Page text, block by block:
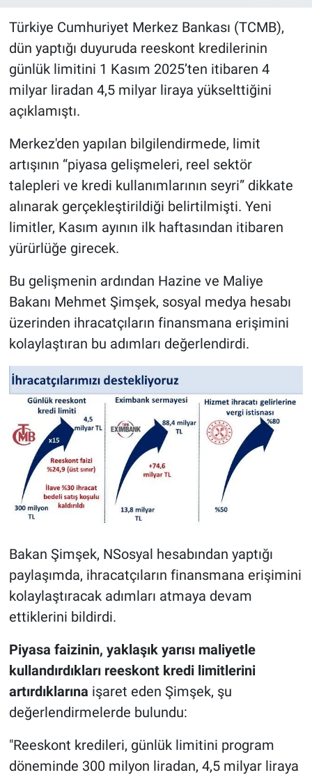
Türkiye Cumhuriyet Merkez Bankası (TCMB),
dün yaptığı duyuruda reeskont kredilerinin
günlük limitini 1 Kasım 2025’ten itibaren 4
milyar liradan 4,5 milyar liraya yükselttiğini
açıklamıştı.
Merkez'den yapılan bilgilendirmede, limit
artışının “piyasa gelişmeleri, reel sektör
talepleri ve kredi kullanımlarının seyri” dikkate
alınarak gerçekleştirildiği belirtilmişti. Yeni
limitler, Kasım ayının ilk haftasından itibaren
yürürlüğe girecek.
Bu gelişmenin ardından Hazine ve Maliye
Bakanı Mehmet Şimşek, sosyal medya hesabı
üzerinden ihracatçıların finansmana erişimini
kolaylaştıran bu adımları değerlendirdi.
Bakan Şimşek, NSosyal hesabından yaptığı
paylaşımda, ihracatçıların finansmana erişimini
kolaylaştıracak adımları atmaya devam
ettiklerini bildirdi.
Piyasa faizinin, yaklaşık yarısı maliyetle
kullandırdıkları reeskont kredi limitlerini
artırdıklarına işaret eden Şimşek, şu
değerlendirmelerde bulundu:
"Reeskont kredileri, günlük limitini program
döneminde 300 milyon liradan, 4,5 milyar liraya